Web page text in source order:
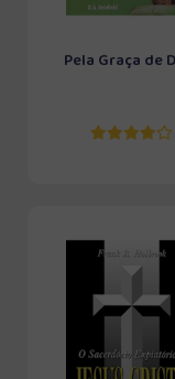
Pela Graça de